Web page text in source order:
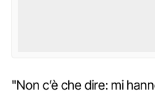
"Non c’è che dire: mi